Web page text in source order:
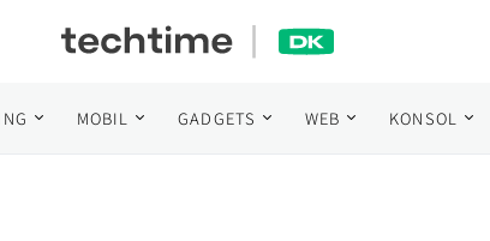
MOBIL GADGETS WEB KONSOL